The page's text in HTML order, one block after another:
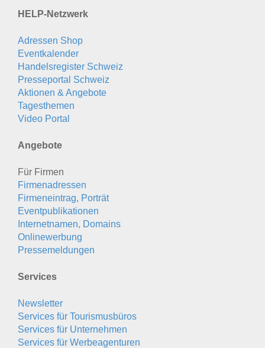
HELP-Netzwerk
Adressen Shop
Eventkalender
Handelsregister Schweiz
Presseportal Schweiz
Aktionen & Angebote
Tagesthemen
Video Portal
Angebote
Für Firmen
Firmenadressen
Firmeneintrag, Porträt
Eventpublikationen
Internetnamen, Domains
Onlinewerbung
Pressemeldungen
Services
Newsletter
Services für Tourismusbüros
Services für Unternehmen
Services für Werbeagenturen